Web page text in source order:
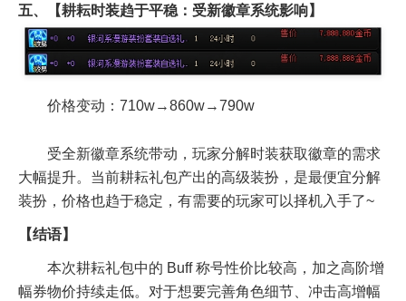
五、【耕耘时装趋于平稳：受新徽章系统影响】
价格变动：710w→860w→790w
受全新徽章系统带动，玩家分解时装获取徽章的需求
大幅提升。当前耕耘礼包产出的高级装扮，是最便宜分解
装扮，价格也趋于稳定，有需要的玩家可以择机入手了~
【结语】
本次耕耘礼包中的 Buff 称号性价比较高，加之高阶增
幅券物价持续走低。对于想要完善角色细节、冲击高增幅